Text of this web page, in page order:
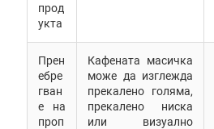
прод
укта
Прен
ебре
гван
е на
проп
Кафената масичка
може да изглежда
прекалено голяма,
прекалено ниска
или визуално